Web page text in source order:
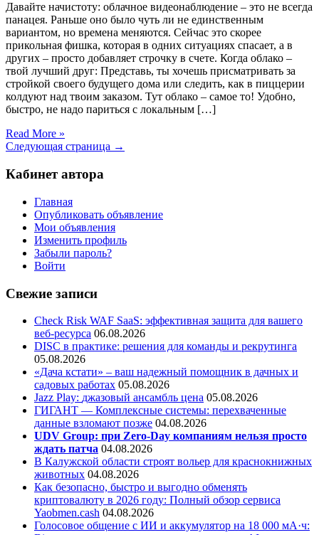
Давайте начистоту: облачное видеонаблюдение – это не всегда
панацея. Раньше оно было чуть ли не единственным
вариантом, но времена меняются. Сейчас это скорее
прикольная фишка, которая в одних ситуациях спасает, а в
других – просто добавляет строчку в счете. Когда облако –
твой лучший друг: Представь, ты хочешь присматривать за
стройкой своего будущего дома или следить, как в пиццерии
колдуют над твоим заказом. Тут облако – самое то! Удобно,
быстро, не надо париться с локальным […]
Read More »
Следующая страница →
Кабинет автора
Главная
Опубликовать объявление
Мои объявления
Изменить профиль
Забыли пароль?
Войти
Свежие записи
Check Risk WAF SaaS: эффективная защита для вашего
веб-ресурса 06.08.2026
DISC в практике: решения для команды и рекрутинга
05.08.2026
«Дача кстати» – ваш надежный помощник в дачных и
садовых работах 05.08.2026
Jazz Play: джазовый ансамбль цена 05.08.2026
ГИГАНТ — Комплексные системы: перехваченные
данные взломают позже 04.08.2026
UDV Group: при Zero-Day компаниям нельзя просто
ждать патча 04.08.2026
В Калужской области строят вольер для краснокнижных
животных 04.08.2026
Как безопасно, быстро и выгодно обменять
криптовалюту в 2026 году: Полный обзор сервиса
Yaobmen.cash 04.08.2026
Голосовое общение с ИИ и аккумулятор на 18 000 мА·ч: